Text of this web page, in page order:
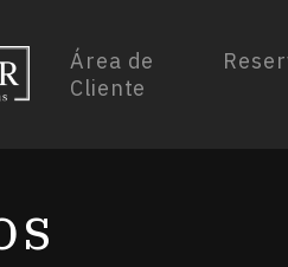
Área de
Cliente